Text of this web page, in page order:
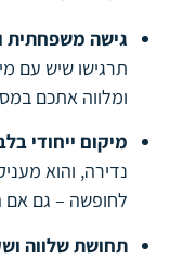
גישה משפחתית
תרגישו שיש עם
ומלווה אתכם
מיקום ייחודי
נדירה, והוא
לחופשה – גם אם
תחושת שלווה